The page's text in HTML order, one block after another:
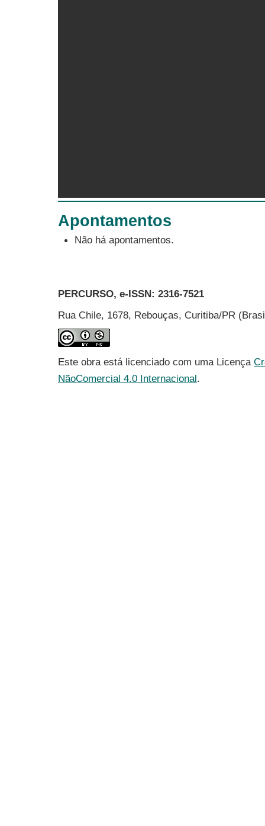
Apontamentos
Não há apontamentos.
PERCURSO, e-ISSN: 2316-7521
Rua Chile, 1678, Rebouças, Curitiba/PR
Este obra está licenciado com uma Licença
NãoComercial 4.0 Internacional.